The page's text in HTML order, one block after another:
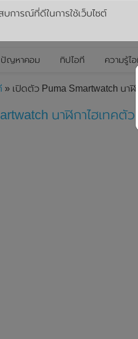
ปัญหาคอม ทิปไอที ความรู้ไ
» เปิดตัว Puma Smartwatch นา
นาฬิกาไฮเทคตั
การณ์ที่ดีในการใช้เว็บไซต์